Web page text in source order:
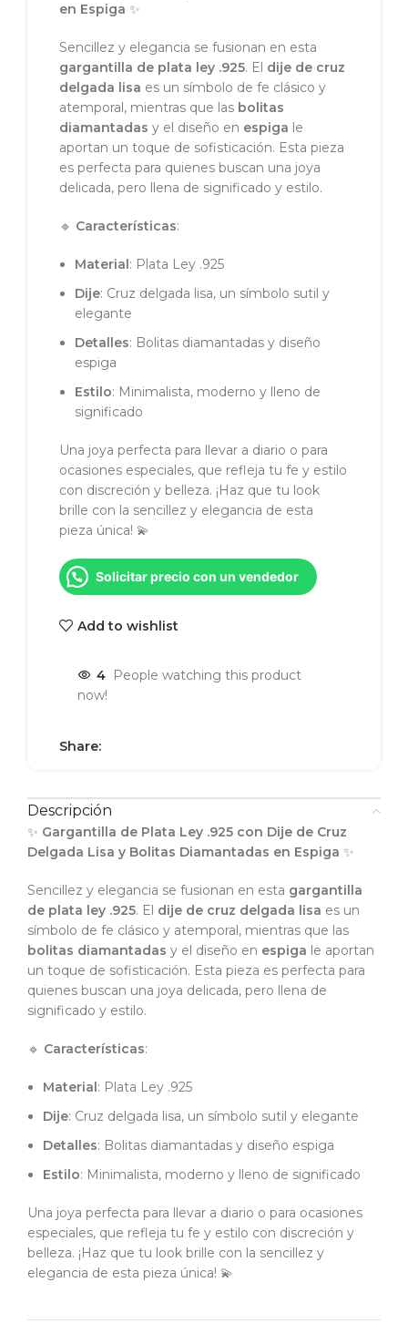
en Espiga ✨
Sencillez y elegancia se fusionan en esta
gargantilla de plata ley .925. El dije de cruz
delgada lisa es un símbolo de fe clásico y
atemporal, mientras que las bolitas
diamantadas y el diseño en espiga le
aportan un toque de sofisticación. Esta pieza
es perfecta para quienes buscan una joya
delicada, pero llena de significado y estilo.
🔹 Características:
Material: Plata Ley .925
Dije: Cruz delgada lisa, un símbolo sutil y
elegante
Detalles: Bolitas diamantadas y diseño
espiga
Estilo: Minimalista, moderno y lleno de
significado
Una joya perfecta para llevar a diario o para
ocasiones especiales, que refleja tu fe y estilo
con discreción y belleza. ¡Haz que tu look
brille con la sencillez y elegancia de esta
pieza única! 💫
Solicitar precio con un vendedor
Add to wishlist
4
People watching this product
now!
Share:
Descripción
✨ Gargantilla de Plata Ley .925 con Dije de Cruz
Delgada Lisa y Bolitas Diamantadas en Espiga ✨
Sencillez y elegancia se fusionan en esta gargantilla
de plata ley .925. El dije de cruz delgada lisa es un
símbolo de fe clásico y atemporal, mientras que las
bolitas diamantadas y el diseño en espiga le aportan
un toque de sofisticación. Esta pieza es perfecta para
quienes buscan una joya delicada, pero llena de
significado y estilo.
🔹 Características:
Material: Plata Ley .925
Dije: Cruz delgada lisa, un símbolo sutil y elegante
Detalles: Bolitas diamantadas y diseño espiga
Estilo: Minimalista, moderno y lleno de significado
Una joya perfecta para llevar a diario o para ocasiones
especiales, que refleja tu fe y estilo con discreción y
belleza. ¡Haz que tu look brille con la sencillez y
elegancia de esta pieza única! 💫